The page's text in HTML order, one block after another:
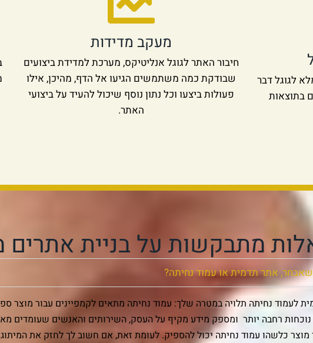
לגוגל דבר
בתוצאות
מעקב מדידות
חיבור האתר לגוגל אנליטיקס, מערכת למדידת ביצועים
שבודקת כמה משתמשים הגיעו אל הדף, מהיכן, אילו
פעולות ביצעו וכל נתון נוסף שיכול להעיד על ביצועי
האתר.
מתבקשות על בניית אתרים
אתר תדמית או עמוד נחיתה?
לעמוד נחיתה תלויה במטרה שלך: עמוד נחיתה מתאים לקמפיינים עבור מוצר
רחבה יותר ומספק מידע מקיף על העסק, השירותים והאנשים שעומדים
מוצר כלשהו עמוד נחיתה יכול להספיק. לעומת זאת, אם חשוב לך לחזק את